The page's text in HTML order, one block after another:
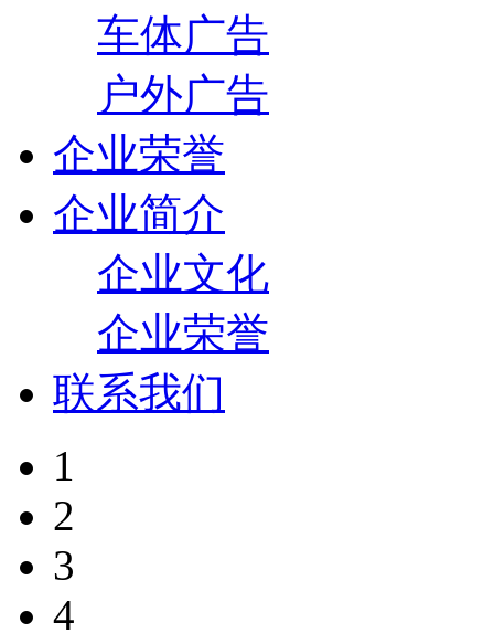
车体广告
户外广告
企业荣誉
企业简介
企业文化
企业荣誉
联系我们
1
2
3
4